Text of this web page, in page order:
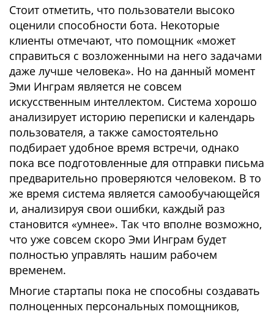
Стоит отметить, что пользователи высоко
оценили способности бота. Некоторые
клиенты отмечают, что помощник «может
справиться с возложенными на него задачами
даже лучше человека». Но на данный момент
Эми Инграм является не совсем
искусственным интеллектом. Система хорошо
анализирует историю переписки и календарь
пользователя, а также самостоятельно
подбирает удобное время встречи, однако
пока все подготовленные для отправки письма
предварительно проверяются человеком. В то
же время система является самообучающейся
и, анализируя свои ошибки, каждый раз
становится «умнее». Так что вполне возможно,
что уже совсем скоро Эми Инграм будет
полностью управлять нашим рабочем
временем.
Многие стартапы пока не способны создавать
полноценных персональных помощников,